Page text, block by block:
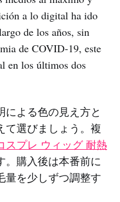
a lo digital ha ido
de los años, sin
de COVID-19, este
en los últimos dos
よる色の見え方と
て選びましょう。複
スプレ ウィッグ 耐熱
。購入後は本番前に
量を少しずつ調整す